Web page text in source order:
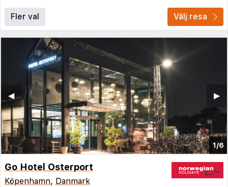
Fler val Välj resa
1/6
▶︎
◀︎
Go Hotel Osterport
Köpenhamn, Danmark